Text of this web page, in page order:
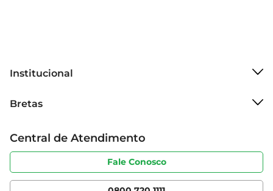
Institucional
Grupo Cencosud
Sobre privacidade
Portal do fornecedor
Cencosud Media
Bretas
Produtos Bretas
Código de ética
Serviços
Central de Atendimento
Fale Conosco